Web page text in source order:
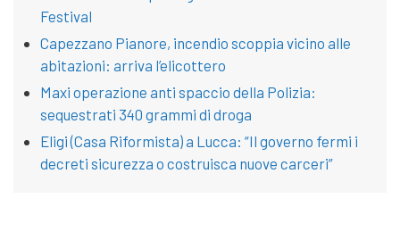
Festival
Capezzano Pianore, incendio scoppia vicino alle
abitazioni: arriva l’elicottero
Maxi operazione anti spaccio della Polizia:
sequestrati 340 grammi di droga
Eligi (Casa Riformista) a Lucca: “Il governo fermi i
decreti sicurezza o costruisca nuove carceri”